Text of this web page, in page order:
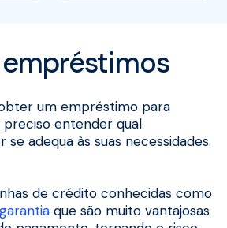
um empréstimo para
entender qual
se adequa às suas necessidades.
de crédito conhecidas como
que são muito vantajosas